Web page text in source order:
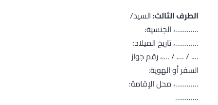
الطرف الثالث:السيد/
…………، الجنسية:
…………، تاريخ الميلاد:
…. / …. / ….، رقم جواز
السفر أو الهوية:
…………، محل الإقامة:
…………